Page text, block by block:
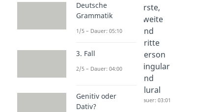
Persona
lprono
men im
Dauer: 01:40
Persona
lprono
men im
Erste,
zweite
und
dritte
Person
Singular
und
Plural
Dauer: 03:01
Deutsche
Grammatik
1/5 – Dauer: 05:10
3. Fall
2/5 – Dauer: 04:00
Genitiv oder
Dativ?